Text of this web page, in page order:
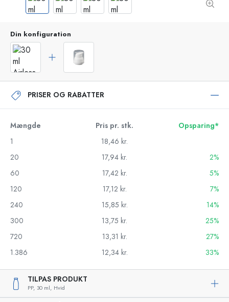
Din konfiguration
PRISER OG RABATTER
Mængde Pris pr. stk.
Opsparing*
1
18,46 kr.
20
17,94 kr.
2%
60
17,42 kr.
5%
120
17,12 kr.
7%
240
15,85 kr.
14%
300
13,75 kr.
25%
720
13,31 kr.
27%
1.386
12,34 kr. 33%
TILPAS PRODUKT
PP, 30 ml, Hvid